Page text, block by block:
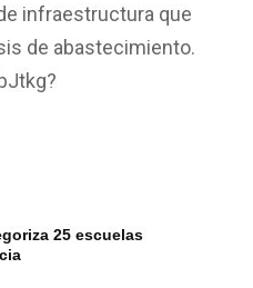
infraestructura que
de abastecimiento.
25 escuelas